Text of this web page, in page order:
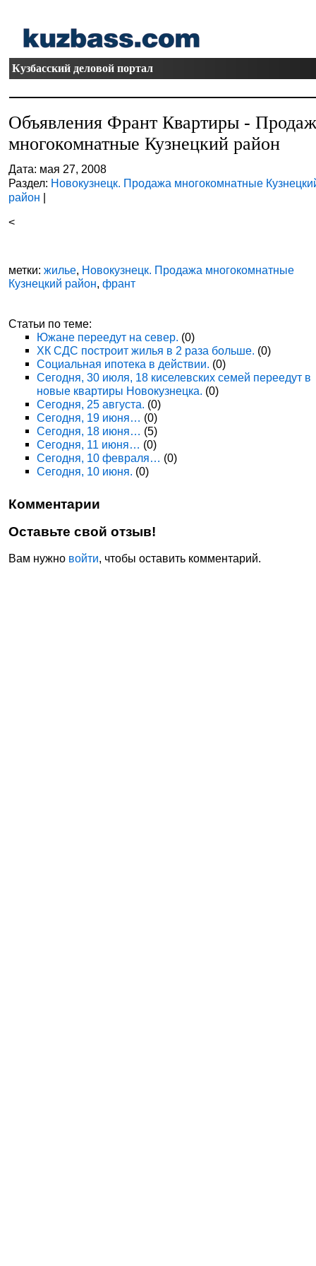
Кузбасский деловой портал
Объявления Франт Квартиры -
многокомнатные Кузнецкий район
Дата: мая 27, 2008
Раздел: Новокузнецк. Продажа многокомнатные
район |
<
метки:жилье, Новокузнецк. Продажа многокомнатные
Кузнецкий район,франт
Статьи по теме:
Южане переедут на север. (0)
ХК СДС построит жилья в 2 раза больше. (0)
Социальная ипотека в действии. (0)
Сегодня, 30 июля, 18 киселевских семей переедут в
новые квартиры Новокузнецка. (0)
Сегодня, 25 августа. (0)
Сегодня, 19 июня… (0)
Сегодня, 18 июня… (5)
Сегодня, 11 июня… (0)
Сегодня, 10 февраля… (0)
Сегодня, 10 июня. (0)
Комментарии
Оставьте свой отзыв!
Вам нужно войти, чтобы оставить комментарий.